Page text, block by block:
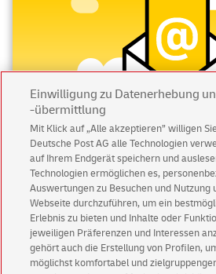
Abonnieren Sie
Immer informiert über
Aktionen - jetzt mit Vorteil
Privatkundensichern sich
für POSTSCAN!
Einwilligung zu Datenerhebung
-übermittlung
Mit Klick auf „Alle akzeptieren” willigen
Deutsche Post AG alle Technologien
auf Ihrem Endgerät speichern und
Technologien ermöglichen es,
Auswertungen zu Besuchen und Nutzung
Webseite durchzuführen, um ein
Erlebnis zu bieten und Inhalte oder
jeweiligen Präferenzen und Interessen
gehört auch die Erstellung von Profilen,
möglichst komfortabel und